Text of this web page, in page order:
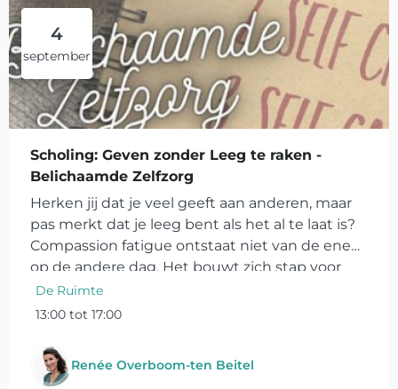
4
september
Scholing: Geven zonder Leeg te raken -
Belichaamde Zelfzorg
Herken jij dat je veel geeft aan anderen, maar
pas merkt dat je leeg bent als het al te laat is?
Compassion fatigue ontstaat niet van de ene
op de andere dag. Het bouwt zich stap voor
stap op, vaak ongemerkt. In deze
ervaringsgerichte scholing...
De Ruimte
13:00 tot 17:00
Renée Overboom-ten Beitel